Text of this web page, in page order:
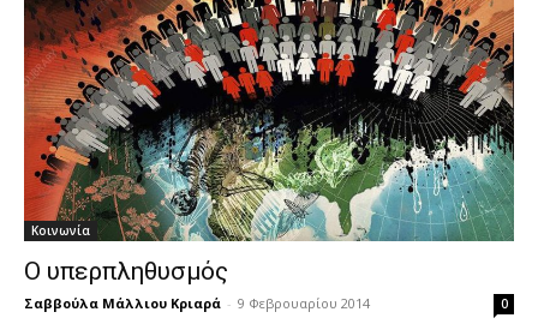
Κοινωνία
Ο υπερπληθυσμός
Σαββούλα Μάλλιου Κριαρά - 9 Φεβρουαρίου 2014 0